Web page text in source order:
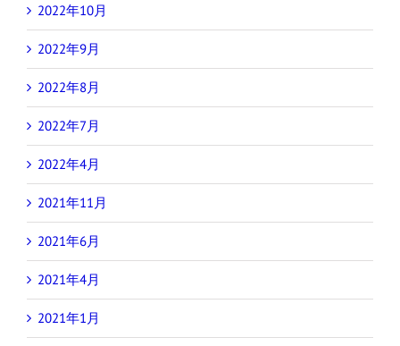
2022年10月
2022年9月
2022年8月
2022年7月
2022年4月
2021年11月
2021年6月
2021年4月
2021年1月